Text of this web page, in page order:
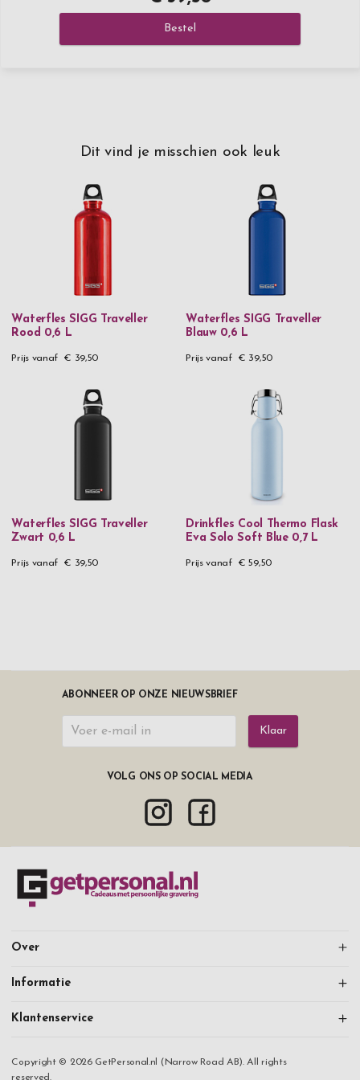
Bestel
Dit vind je misschien ook leuk
Waterfles SIGG Traveller
Rood 0,6 L
Prijs vanaf € 39,50
Waterfles SIGG Traveller
Blauw 0,6 L
Prijs vanaf € 39,50
Waterfles SIGG Traveller
Zwart 0,6 L
Prijs vanaf € 39,50
Drinkfles Cool Thermo Flask
Eva Solo Soft Blue 0,7 L
Prijs vanaf € 59,50
ABONNEER OP ONZE NIEUWSBRIEF
Klaar
VOLG ONS OP SOCIAL MEDIA
Over
Informatie
Klantenservice
Copyright © 2026 GetPersonal.nl (Narrow Road AB). All rights
reserved.